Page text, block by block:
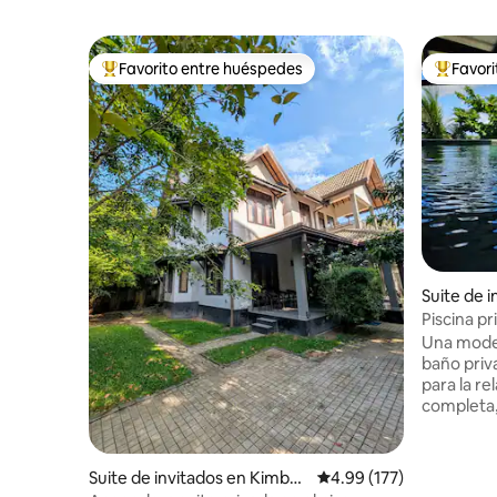
Favorito entre huéspedes preferido
Favorito entre huéspedes
Suite de invitados en Kimbul
Calificación promedio:
4.99 (177)
Suite de
oda
Piscina
familias
Una
baño
para la